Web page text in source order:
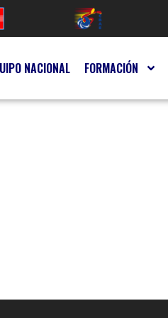
NACIONAL FORMACIÓN